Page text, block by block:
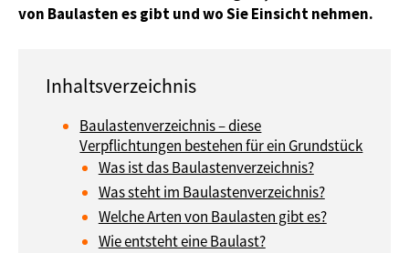
von Baulasten es gibt und wo Sie Einsicht nehmen.
Baulastenverzeichnis – diese
Verpflichtungen bestehen für ein Grundstück
Was ist das Baulastenverzeichnis?
Was steht im Baulastenverzeichnis?
Welche Arten von Baulasten gibt es?
Wie entsteht eine Baulast?